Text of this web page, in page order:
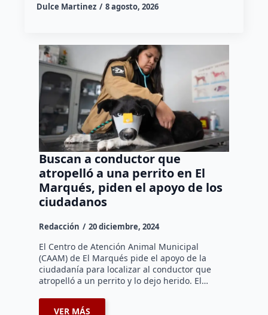
Dulce Martinez 8 agosto, 2026
Buscan a conductor que
atropelló a una perrito en El
Marqués, piden el apoyo de los
ciudadanos
Redacción 20 diciembre, 2024
El Centro de Atención Animal Municipal
(CAAM) de El Marqués pide el apoyo de la
ciudadanía para localizar al conductor que
atropelló a un perrito y lo dejo herido. El…
VER MÁS